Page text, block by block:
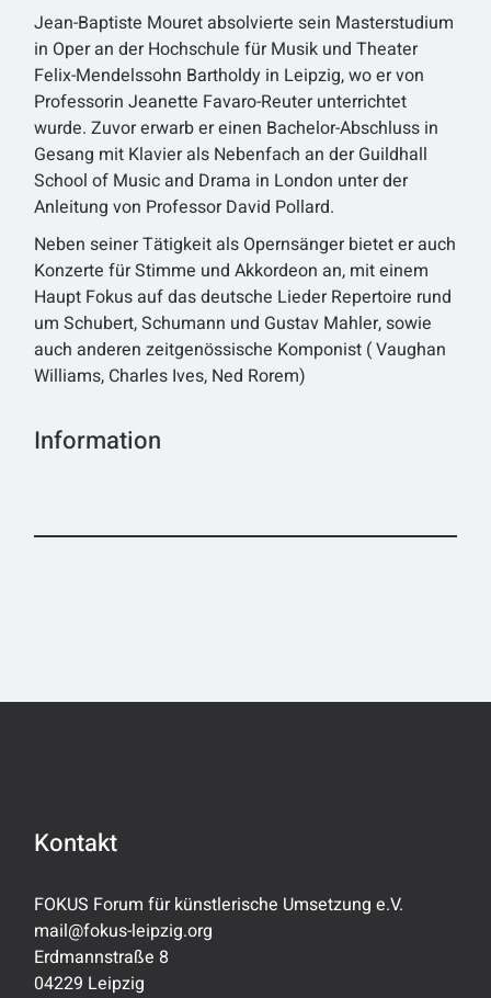
Jean-Baptiste Mouret absolvierte sein Masterstudium
in Oper an der Hochschule für Musik und Theater
Felix-Mendelssohn Bartholdy in Leipzig, wo er von
Professorin Jeanette Favaro-Reuter unterrichtet
wurde. Zuvor erwarb er einen Bachelor-Abschluss in
Gesang mit Klavier als Nebenfach an der Guildhall
School of Music and Drama in London unter der
Anleitung von Professor David Pollard.
Neben seiner Tätigkeit als Opernsänger bietet er auch
Konzerte für Stimme und Akkordeon an, mit einem
Haupt Fokus auf das deutsche Lieder Repertoire rund
um Schubert, Schumann und Gustav Mahler, sowie
auch anderen zeitgenössische Komponist ( Vaughan
Williams, Charles Ives, Ned Rorem)
Information
Kontakt
FOKUS Forum für künstlerische Umsetzung e.V.
mail@fokus-leipzig.org
Erdmannstraße 8
04229 Leipzig